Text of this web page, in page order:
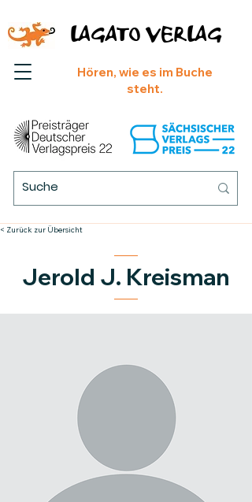
Hören, wie es im Buche
steht.
LAGATO VERLAG
< Zurück zur Übersicht
Jerold J. Kreisman